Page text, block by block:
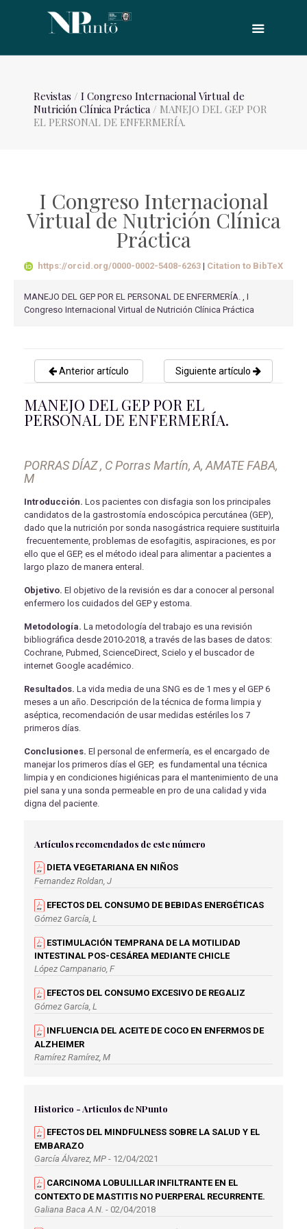
Revistas / I Congreso Internacional Virtual de
Nutrición Clínica Práctica/ MANEJO DEL GEP POR
EL PERSONAL DE ENFERMERÍA.
I Congreso Internacional
Virtual de Nutrición Clínica
Práctica
https://orcid.org/0000-0002-5408-6263| Citation to BibTeX
MANEJO DEL GEP POR EL PERSONAL DE ENFERMERÍA. , I
Congreso Internacional Virtual de Nutrición Clínica Práctica
Anterior artículo Siguiente artículo
MANEJO DEL GEP POR EL
PERSONAL DE ENFERMERÍA.
PORRAS DÍAZ , C Porras Martín, A, AMATE FABA,
M
Introducción. Los pacientes con disfagia son los principales
candidatos de la gastrostomía endoscópica percutánea (GEP),
dado que la nutrición por sonda nasogástrica requiere sustituirla
frecuentemente, problemas de esofagitis, aspiraciones, es por
ello que el GEP, es el método ideal para alimentar a pacientes a
largo plazo de manera enteral.
Objetivo. El objetivo de la revisión es dar a conocer al personal
enfermero los cuidados del GEP y estoma.
Metodología. La metodología del trabajo es una revisión
bibliográfica desde 2010-2018, a través de las bases de datos:
Cochrane, Pubmed, ScienceDirect, Scielo y el buscador de
internet Google académico.
Resultados. La vida media de una SNG es de 1 mes y el GEP 6
meses a un año. Descripción de la técnica de forma limpia y
aséptica, recomendación de usar medidas estériles los 7
primeros días.
Conclusiones. El personal de enfermería, es el encargado de
manejar los primeros días el GEP, es fundamental una técnica
limpia y en condiciones higiénicas para el mantenimiento de una
piel sana y una sonda permeable en pro de una calidad y vida
digna del paciente.
Artículos recomendados de este número
DIETA VEGETARIANA EN NIÑOS
Fernandez Roldan, J
EFECTOS DEL CONSUMO DE BEBIDAS ENERGÉTICAS
Gómez García, L
ESTIMULACIÓN TEMPRANA DE LA MOTILIDAD
INTESTINAL POS-CESÁREA MEDIANTE CHICLE
López Campanario, F
EFECTOS DEL CONSUMO EXCESIVO DE REGALIZ
Gómez García, L
INFLUENCIA DEL ACEITE DE COCO EN ENFERMOS DE
ALZHEIMER
Ramírez Ramírez, M
Gómez García, L
BABY-LED WEANING
Godoy Moreno, C
PREVENIR LA MUTACIÓN GENÉTICA
REQUENA TORRES, F
Historico - Articulos de NPunto
EFECTOS DEL MINDFULNESS SOBRE LA SALUD Y EL
EMBARAZO
García Álvarez, MP - 12/04/2021
CARCINOMA LOBULILLAR INFILTRANTE EN EL
CONTEXTO DE MASTITIS NO PUERPERAL RECURRENTE.
Galiana Baca A.N. - 02/04/2018